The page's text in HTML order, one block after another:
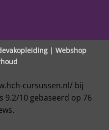
| Webshop
cursussen.nl/ bij
9.2/10 gebaseerd op 76